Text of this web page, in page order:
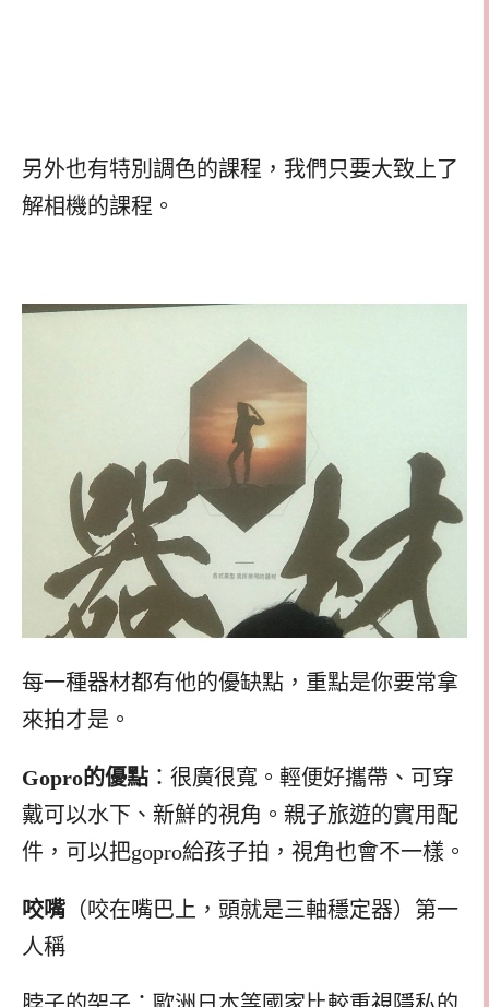
另外也有特別調色的課程，我們只要大致上了
解相機的課程。
每一種器材都有他的優缺點，重點是你要常拿
來拍才是。
Gopro的優點 ：很廣很寬。輕便好攜帶、可穿
戴可以水下、新鮮的視角。親子旅遊的實用配
件，可以把gopro給孩子拍，視角也會不一樣。
咬嘴 （咬在嘴巴上，頭就是三軸穩定器）第一
人稱